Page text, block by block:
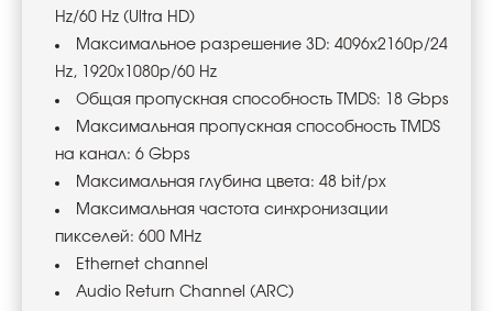
Hz/60 Hz (Ultra HD)
Максимальное разрешение 3D: 4096x2160p/24
Hz, 1920x1080p/60 Hz
Общая пропускная способность TMDS: 18 Gbps
Максимальная пропускная способность TMDS
на канал: 6 Gbps
Максимальная глубина цвета: 48 bit/px
Максимальная частота синхронизации
пикселей: 600 MHz
Ethernet channel
Audio Return Channel (ARC)